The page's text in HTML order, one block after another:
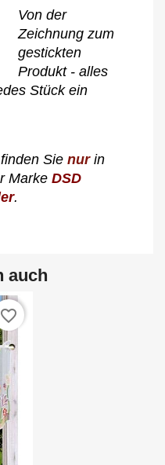
Von der
Zeichnung zum
gestickten
Produkt - alles
Stück ein
Sie nurin
Marke DSD
.
auch
favorite_border